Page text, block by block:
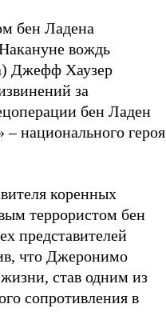
бен Ладена
вождь
Джефф Хаузер
за
бен Ладен
–национального героя
коренных
террористом бен
представителей
что Джеронимо
став одним из
сопротивления в